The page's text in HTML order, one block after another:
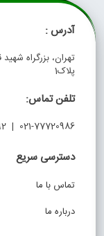
آدرس :
تهران، بزرگراه
پلاک1
تلفن تماس:
021-77720986 | 021-22454492
دسترسی سریع
تماس با ما
درباره ما